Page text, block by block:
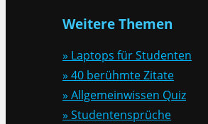
Weitere Themen
» Laptops für Studenten
» 40 berühmte Zitate
» Allgemeinwissen Quiz
» Studentensprüche